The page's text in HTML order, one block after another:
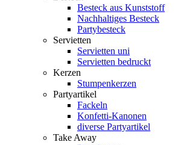
Besteck aus Kunststoff
Nachhaltiges Besteck
Partybesteck
Servietten
Servietten uni
Servietten bedruckt
Kerzen
Stumpenkerzen
Partyartikel
Fackeln
Konfetti-Kanonen
diverse Partyartikel
Take Away